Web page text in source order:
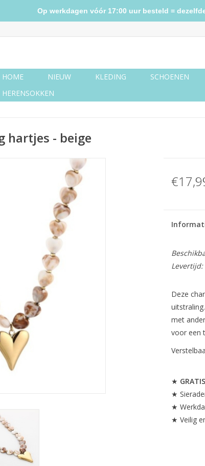
HOME NIEUW KLEDING SCHOENEN
HERENSOKKEN
hartjes - beige
Levertijd:
Deze
met
voor een
★ GRATIS
★
★
★ Veilig
Op werkdagen vóór 17:00 uur besteld =